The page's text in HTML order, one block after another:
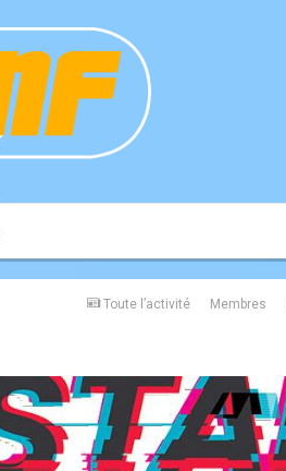
Toute l’activité Membres